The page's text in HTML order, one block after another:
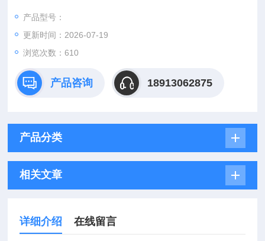
产品型号：
更新时间：2026-07-19
浏览次数：610
产品咨询 18913062875
产品分类
相关文章
详细介绍 在线留言